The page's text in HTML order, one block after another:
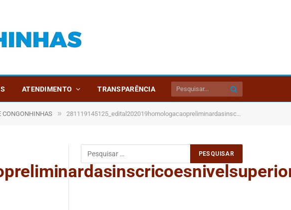
ATENDIMENTO TRANSPARÊNCIA
CONGONHINHAS » 281119145125_edital202019homologacaopreliminardasinscricoesnivelsuperioretecnico_pdf